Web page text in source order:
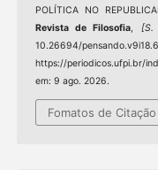
POLÍTICA NO
Revista de Filosofia
[S.
10.26694/
https://periodicos.ufpi.br/
em: 9 ago. 2026.
Fomatos de Citação